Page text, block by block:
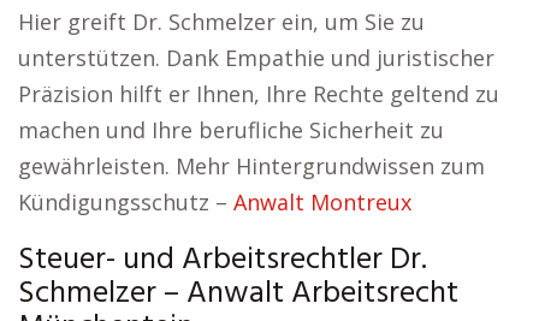
Hier greift Dr. Schmelzer ein, um Sie zu
unterstützen. Dank Empathie und juristischer
Präzision hilft er Ihnen, Ihre Rechte geltend zu
machen und Ihre berufliche Sicherheit zu
gewährleisten. Mehr Hintergrundwissen zum
Kündigungsschutz – Anwalt Montreux
Steuer- und Arbeitsrechtler Dr.
Schmelzer – Anwalt Arbeitsrecht